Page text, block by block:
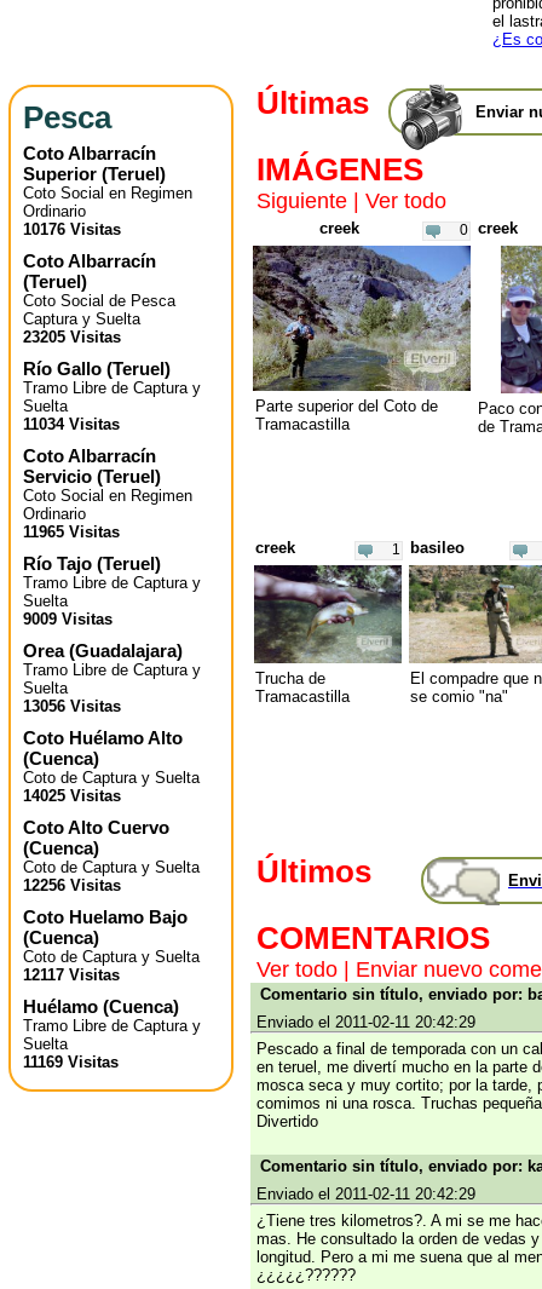
el
¿Es
Pesca
Coto Albarracín
Superior (Teruel)
Coto Social en Regimen
Ordinario
10176 Visitas
Coto Albarracín
(Teruel)
Coto Social de Pesca
Captura y Suelta
23205 Visitas
Río Gallo (Teruel)
Tramo Libre de Captura y
Suelta
11034 Visitas
Coto Albarracín
Servicio (Teruel)
Coto Social en Regimen
Ordinario
11965 Visitas
Río Tajo (Teruel)
Tramo Libre de Captura y
Suelta
9009 Visitas
Orea(Guadalajara)
Tramo Libre de Captura y
Suelta
13056 Visitas
Coto Huélamo Alto
(Cuenca)
Coto de Captura y Suelta
14025 Visitas
Coto Alto Cuervo
(Cuenca)
Coto de Captura y Suelta
12256 Visitas
Coto Huelamo Bajo
(Cuenca)
Coto de Captura y Suelta
12117 Visitas
Huélamo (Cuenca)
Tramo Libre de Captura y
Suelta
11169 Visitas
Enviar
Últimas
IMÁGENES
Siguiente | Ver todo
0
creek
Parte superior del Coto de
Tramacastilla
creek
Paco
de
1
creek
Trucha de
Tramacastilla
basileo
El compadre que
se comio "na"
Últimos
COMENTARIOS
Ver todo | Enviar nuevo
Comentario sin título, enviado por:
Enviado el 2011-02-11 20:42:29
Pescado a final de temporada con un
en teruel, me divertí mucho en la parte
mosca seca y muy cortito; por la tarde,
comimos ni una rosca. Truchas
Divertido
Comentario sin título, enviado por:
Enviado el 2011-02-11 20:42:29
¿Tiene tres kilometros?. A mi se me
mas. He consultado la orden de vedas
longitud. Pero a mi me suena que al
¿¿¿¿¿??????